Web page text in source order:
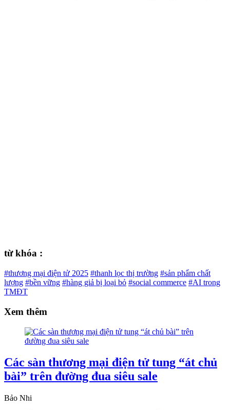
từ khóa :
#thương mại điện tử 2025 #thanh lọc thị trường #sản phẩm chất
lượng #bền vững #hàng giả bị loại bỏ #social commerce #AI trong
TMĐT
Xem thêm
Các sàn thương mại điện tử tung “át chủ
bài” trên đường đua siêu sale
Bảo Nhi